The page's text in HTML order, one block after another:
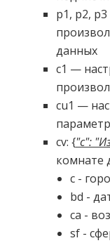
p1, p2,
данных
c1 —
cu1 —
параметр
cv: {"c":
комнате
с -
bd -
ca -
sf -